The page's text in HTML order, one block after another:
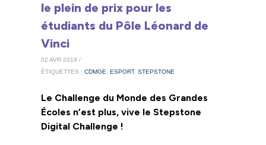
le plein de prix pour les
étudiants du Pôle Léonard de
Vinci
02 AVR 2019 /
ÉTIQUETTES : CDMGE ESPORT, STEPSTONE
Le Challenge du Monde des Grandes
Écoles n’est plus, vive le Stepstone
Digital Challenge !